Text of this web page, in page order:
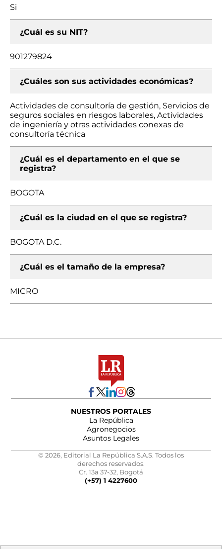
Si
¿Cuál es su NIT?
901279824
¿Cuáles son sus actividades económicas?
Actividades de consultoría de gestión, Servicios de
seguros sociales en riesgos laborales, Actividades
de ingeniería y otras actividades conexas de
consultoría técnica
¿Cuál es el departamento en el que se
registra?
BOGOTA
¿Cuál es la ciudad en el que se registra?
BOGOTA D.C.
¿Cuál es el tamaño de la empresa?
MICRO
NUESTROS PORTALES
La República
Agronegocios
Asuntos Legales
© 2026, Editorial La República S.A.S. Todos los
derechos reservados.
Cr. 13a 37-32, Bogotá
(+57) 1 4227600